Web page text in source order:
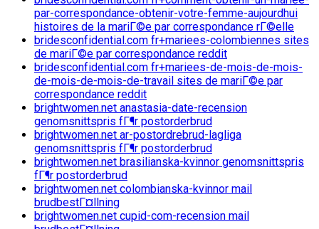
par-correspondance-obtenir-votre-femme-aujourdhui
histoires de la mariГ©e par correspondance rГ©elle
bridesconfidential.com fr+mariees-colombiennes sites
de mariГ©e par correspondance reddit
bridesconfidential.com fr+mariees-de-mois-de-mois-
de-mois-de-mois-de-travail sites de mariГ©e par
correspondance reddit
brightwomen.net anastasia-date-recension
genomsnittspris fГ¶r postorderbrud
brightwomen.net ar-postordrebrud-lagliga
genomsnittspris fГ¶r postorderbrud
brightwomen.net brasilianska-kvinnor genomsnittspris
fГ¶r postorderbrud
brightwomen.net colombianska-kvinnor mail
brudbestГ¤llning
brightwomen.net cupid-com-recension mail